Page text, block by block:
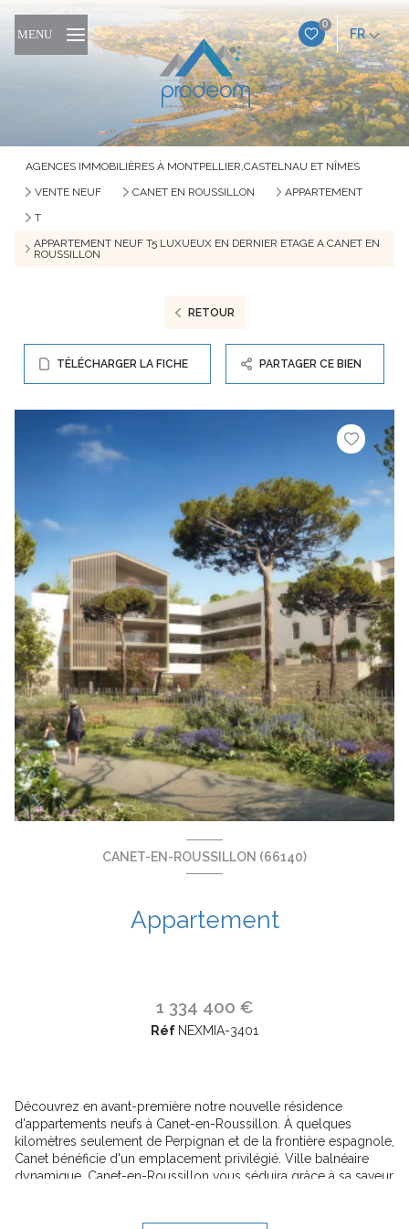
0
FR
MENU
AGENCES IMMOBILIÈRES À MONTPELLIER,CASTELNAU ET NÎMES
VENTE NEUF
CANET EN ROUSSILLON
APPARTEMENT
T
APPARTEMENT NEUF T5 LUXUEUX EN DERNIER ETAGE A CANET EN
ROUSSILLON
RETOUR
TÉLÉCHARGER LA FICHE PARTAGER CE BIEN
CANET-EN-ROUSSILLON (66140)
Appartement
1 334 400 €
Réf NEXMIA-3401
Découvrez en avant-première notre nouvelle résidence
d'appartements neufs à Canet-en-Roussillon. À quelques
kilomètres seulement de Perpignan et de la frontière espagnole,
Canet bénéficie d'un emplacement privilégié. Ville balnéaire
dynamique, Canet-en-Roussillon vous séduira grâce à sa saveur